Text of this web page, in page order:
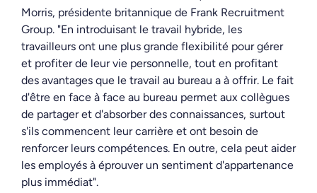
Morris, présidente britannique de Frank Recruitment
Group. "En introduisant le travail hybride, les
travailleurs ont une plus grande flexibilité pour gérer
et profiter de leur vie personnelle, tout en profitant
des avantages que le travail au bureau a à offrir. Le fait
d'être en face à face au bureau permet aux collègues
de partager et d'absorber des connaissances, surtout
s'ils commencent leur carrière et ont besoin de
renforcer leurs compétences. En outre, cela peut aider
les employés à éprouver un sentiment d'appartenance
plus immédiat".